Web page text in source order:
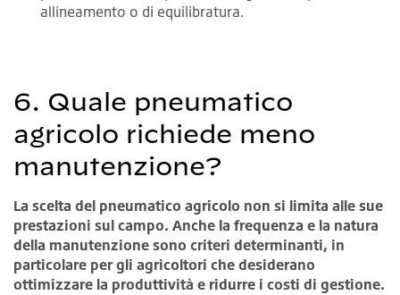
allineamento o di equilibratura.
6. Quale pneumatico
agricolo richiede meno
manutenzione?
La scelta del pneumatico agricolo non si limita alle sue
prestazioni sul campo. Anche la frequenza e la natura
della manutenzione sono criteri determinanti, in
particolare per gli agricoltori che desiderano
ottimizzare la produttività e ridurre i costi di gestione.